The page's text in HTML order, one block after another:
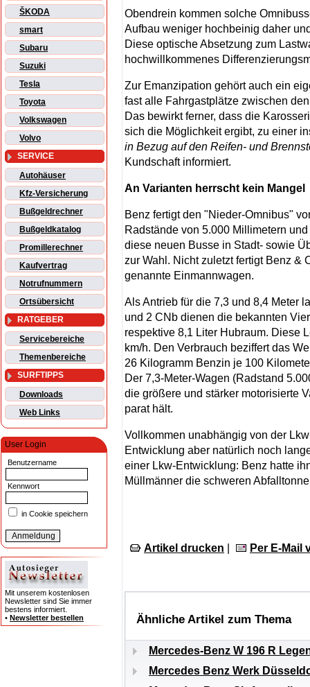
ŠKODA
smart
Subaru
Suzuki
Tesla
Toyota
Volkswagen
Volvo
SERVICE
Autohäuser
Kfz-Versicherung
Bußgeldrechner
Bußgeldkatalog
Promillerechner
Kaufvertrag
Notrufnummern
Ortsübersicht
RATGEBER
Servicebereiche
Themenbereiche
SURFTIPPS
Downloads
Web Links
User Login
Benutzername
Kennwort
in Cookie speichern
Mit unserem kostenlosen
Newsletter sind Sie immer
bestens informiert.
• Newsletter bestellen
Obendrein kommen solche
Aufbau weniger hochbeinig daher
Diese optische Absetzung zum
hochwillkommenes
Zur Emanzipation gehört auch ein
fast alle Fahrgastplätze zwischen
Das bewirkt ferner, dass die
sich die Möglichkeit ergibt, zu einer
in Bezug auf den Reifen- und
Kundschaft informiert.
An Varianten herrscht kein Mangel
Benz fertigt den "Nieder-Omnibus"
Radstände von 5.000 Millimetern
diese neuen Busse in Stadt- sowie
zur Wahl. Nicht zuletzt fertigt Benz &
genannte Einmannwagen.
Als Antrieb für die 7,3 und 8,4 Meter
und 2 CNb dienen die bekannten
respektive 8,1 Liter Hubraum. Diese
km/h. Den Verbrauch beziffert das
26 Kilogramm Benzin je 100
Der 7,3-Meter-Wagen (Radstand
die größere und stärker motorisierte
parat hält.
Vollkommen unabhängig von der
Entwicklung aber natürlich noch
einer Lkw-Entwicklung: Benz hatte
Müllmänner die schweren
Artikel drucken Per E-Mail
Ähnliche Artikel zum Thema
Mercedes-Benz W 196 R
Mercedes Benz Werk